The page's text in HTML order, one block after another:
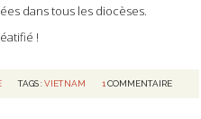
dans tous les diocèses.
!
TAGS :VIETNAM 1 COMMENTAIRE